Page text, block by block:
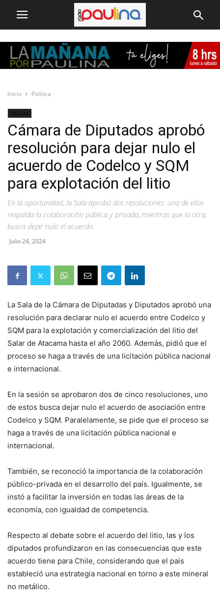
Inicio Política
Política
Cámara de Diputados aprobó
resolución para dejar nulo el
acuerdo de Codelco y SQM
para explotación del litio
En la oportunidad, la Sala aprobó dos resoluciones: una de ellas
respalda la colaboración pública y privada, mientras que la otra,
busca dejar nulo el acuerdo.
Julio 24, 2024
La Sala de la Cámara de Diputadas y Diputados aprobó una
resolución para declarar nulo el acuerdo entre Codelco y
SQM para la explotación y comercialización del litio del
Salar de Atacama hasta el año 2060. Además, pidió que el
proceso se haga a través de una licitación pública nacional
e internacional.
En la sesión se aprobaron dos de cinco resoluciones, uno
de estos busca dejar nulo el acuerdo de asociación entre
Codelco y SQM. Paralelamente, se pide que el proceso se
haga a través de una licitación pública nacional e
internacional.
También, se reconoció la importancia de la colaboración
público-privada en el desarrollo del país. Igualmente, se
instó a facilitar la inversión en todas las áreas de la
economía, con igualdad de competencia.
Respecto al debate sobre el acuerdo del litio, las y los
diputados profundizaron en las consecuencias que este
acuerdo tiene para Chile, considerando que el país
estableció una estrategia nacional en torno a este mineral
no metálico.